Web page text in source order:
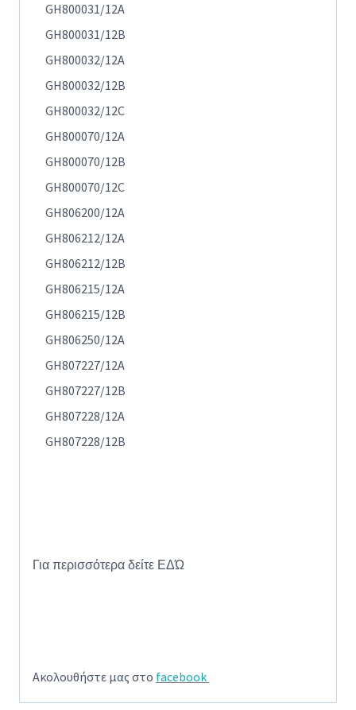
GH800031/12A
GH800031/12B
GH800032/12A
GH800032/12B
GH800032/12C
GH800070/12A
GH800070/12B
GH800070/12C
GH806200/12A
GH806212/12A
GH806212/12B
GH806215/12A
GH806215/12B
GH806250/12A
GH807227/12A
GH807227/12B
GH807228/12A
GH807228/12B
Για περισσότερα δείτε ΕΔΏ
Ακολουθήστε μας στο facebook